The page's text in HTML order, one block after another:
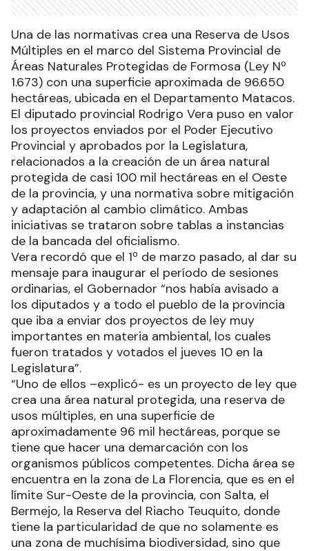
Una de las normativas crea una Reserva de Usos
Múltiples en el marco del Sistema Provincial de
Áreas Naturales Protegidas de Formosa (Ley Nº
1.673) con una superficie aproximada de 96.650
hectáreas, ubicada en el Departamento Matacos.
El diputado provincial Rodrigo Vera puso en valor
los proyectos enviados por el Poder Ejecutivo
Provincial y aprobados por la Legislatura,
relacionados a la creación de un área natural
protegida de casi 100 mil hectáreas en el Oeste
de la provincia, y una normativa sobre mitigación
y adaptación al cambio climático. Ambas
iniciativas se trataron sobre tablas a instancias
de la bancada del oficialismo.
Vera recordó que el 1º de marzo pasado, al dar su
mensaje para inaugurar el período de sesiones
ordinarias, el Gobernador “nos había avisado a
los diputados y a todo el pueblo de la provincia
que iba a enviar dos proyectos de ley muy
importantes en materia ambiental, los cuales
fueron tratados y votados el jueves 10 en la
Legislatura”.
“Uno de ellos –explicó- es un proyecto de ley que
crea una área natural protegida, una reserva de
usos múltiples, en una superficie de
aproximadamente 96 mil hectáreas, porque se
tiene que hacer una demarcación con los
organismos públicos competentes. Dicha área se
encuentra en la zona de La Florencia, que es en el
límite Sur-Oeste de la provincia, con Salta, el
Bermejo, la Reserva del Riacho Teuquito, donde
tiene la particularidad de que no solamente es
una zona de muchísima biodiversidad, sino que